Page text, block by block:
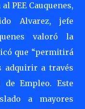
PEE Cauquenes,
Alvarez, jefe
valoró la
que “permitirá
adquirir a través
Empleo. Este
a mayores